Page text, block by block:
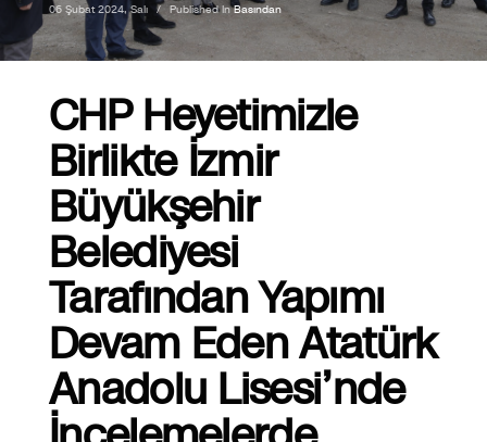
06 Şubat 2024, Salı / Published InBasından
CHP Heyetimizle
Birlikte İzmir
Büyükşehir
Belediyesi
Tarafından Yapımı
Devam Eden Atatürk
Anadolu Lisesi’nde